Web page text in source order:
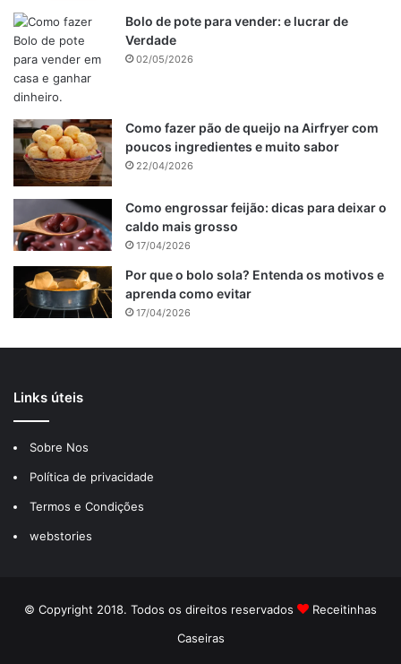
Bolo de pote para vender: e lucrar de
Verdade
02/05/2026
Como fazer pão de queijo na Airfryer com
poucos ingredientes e muito sabor
22/04/2026
Como engrossar feijão: dicas para deixar o
caldo mais grosso
17/04/2026
Por que o bolo sola? Entenda os motivos e
aprenda como evitar
17/04/2026
Links úteis
Sobre Nos
Política de privacidade
Termos e Condições
webstories
© Copyright 2018. Todos os direitos reservados
Receitinhas
Caseiras